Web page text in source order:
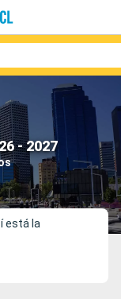
- 2027
Compañías
está la